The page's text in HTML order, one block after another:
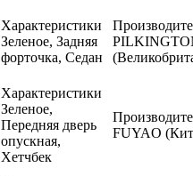
Характеристики
Зеленое, Задняя
форточка, Седан
Характеристики
Зеленое,
Передняя дверь
опускная,
Хетчбек
FUYAO